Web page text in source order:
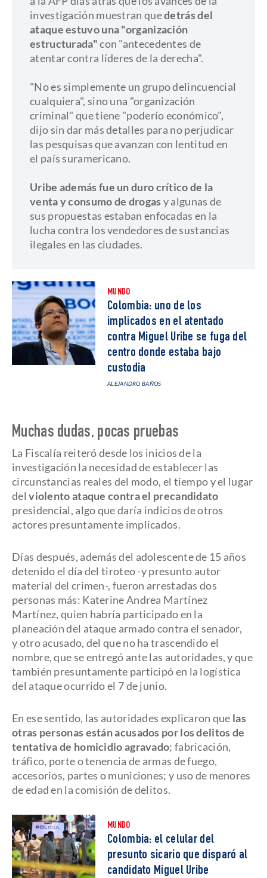
investigación muestran quedetrás del
ataque estuvo una "organización
estructurada"con "antecedentes de
atentar contra líderes de la derecha".
​"No es simplemente un grupo delincuencial
cualquiera", sino una "organización
criminal" que tiene "poderío económico",
dijo sin dar más detalles para no perjudicar
las pesquisas que avanzan con lentitud en
el país suramericano.
​Uribe además fue un duro crítico de la
venta y consumo de drogasy algunas de
sus propuestas estaban enfocadas en la
lucha contra los vendedores de sustancias
ilegales en las ciudades.
MUNDO
Colombia: uno de los
implicados en el atentado
contra Miguel Uribe se fuga del
centro donde estaba bajo
custodia
ALEJANDRO BAÑOS
Muchas dudas, pocas pruebas
La Fiscalía reiteró desde los inicios de la
investigación la necesidad de establecer las
circunstancias reales del modo, el tiempo y el lugar
del violento ataque contra el precandidato
presidencial, algo que daría indicios de otros
actores presuntamente implicados.
Días después, además del adolescente de 15 años
detenido el día del tiroteo -y presunto autor
material del crimen-, fueron arrestadas dos
personas más: Katerine Andrea Martínez
Martínez, quien habría participado en la
planeación del ataque armado contra el senador,
y otro acusado, del que no ha trascendido el
nombre, que se entregó ante las autoridades, y que
también presuntamente participó en la logística
del ataque ocurrido el 7 de junio.
En ese sentido, las autoridades explicaron que las
otras personas están acusados por los delitos de
tentativa de homicidio agravado; fabricación,
tráfico, porte o tenencia de armas de fuego,
accesorios, partes o municiones; y uso de menores
de edad en la comisión de delitos.
MUNDO
Colombia: el celular del
presunto sicario que disparó al
candidato Miguel Uribe